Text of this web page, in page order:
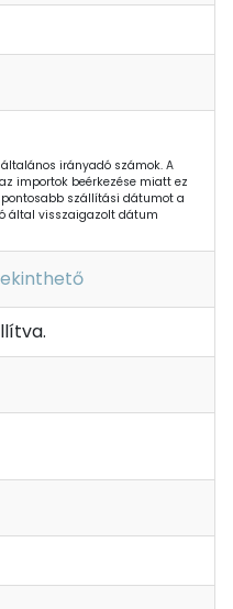
irányadó számok. A
importok beérkezése miatt ez
szállítási dátumot a
által visszaigazolt dátum